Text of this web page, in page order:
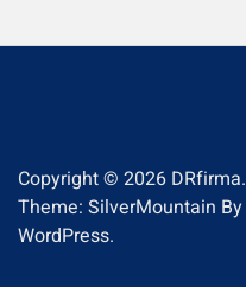
Copyright © 2026 DRfirma.
Theme: SilverMountain By
WordPress.